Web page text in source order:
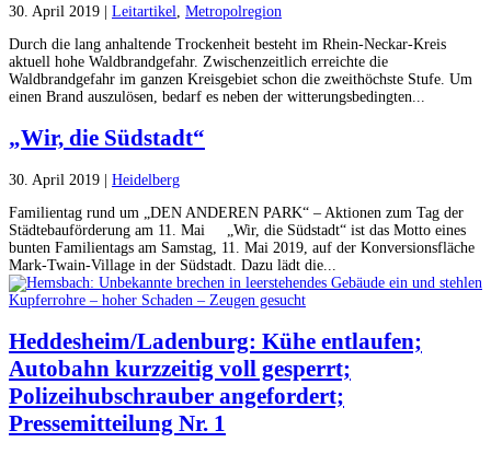
30. April 2019 Leitartikel
Metropolregion
Durch die lang anhaltende Trockenheit besteht im Rhein-Neckar-Kreis
aktuell hohe Waldbrandgefahr. Zwischenzeitlich erreichte die
Waldbrandgefahr im ganzen Kreisgebiet schon die zweithöchste Stufe. Um
einen Brand auszulösen, bedarf es neben der witterungsbedingten...
„Wir, die Südstadt“
30. April 2019 | Heidelberg
Familientag rund um „DEN ANDEREN PARK“ – Aktionen zum Tag der
Städtebauförderung am 11. Mai „Wir, die Südstadt“ ist das Motto eines
bunten Familientags am Samstag, 11. Mai 2019, auf der Konversionsfläche
Mark-Twain-Village in der Südstadt. Dazu lädt die...
Heddesheim/Ladenburg: Kühe entlaufen;
Autobahn kurzzeitig voll gesperrt;
Polizeihubschrauber angefordert;
Pressemitteilung Nr. 1